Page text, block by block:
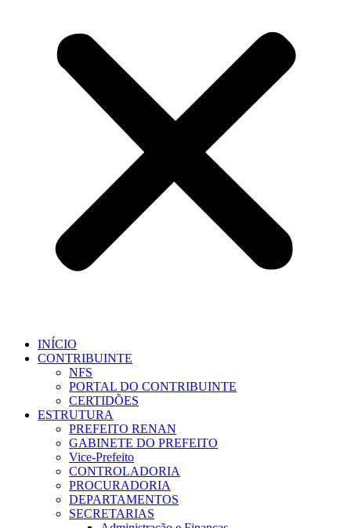
INÍCIO
CONTRIBUINTE
NFS
PORTAL DO CONTRIBUINTE
CERTIDÕES
ESTRUTURA
PREFEITO RENAN
GABINETE DO PREFEITO
Vice-Prefeito
CONTROLADORIA
PROCURADORIA
DEPARTAMENTOS
SECRETARIAS